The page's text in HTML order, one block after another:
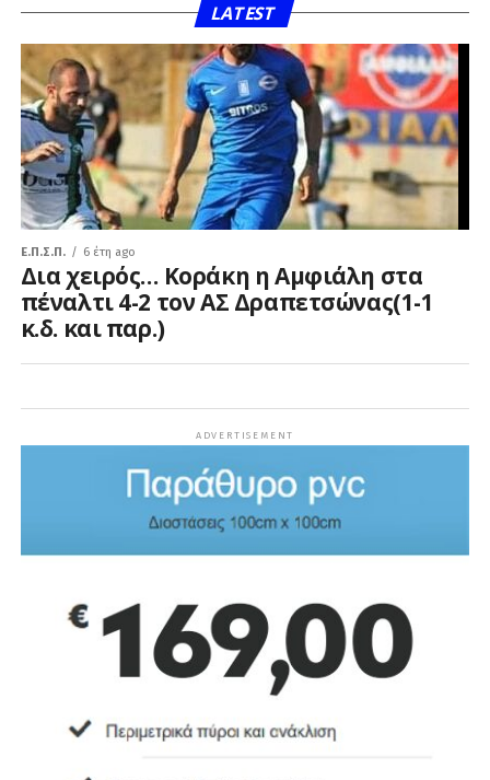
LATEST
Ε.Π.Σ.Π. 6 έτη ago
Δια χειρός… Κοράκη η Αμφιάλη στα
πέναλτι 4-2 τον ΑΣ Δραπετσώνας(1-1
κ.δ. και παρ.)
ADVERTISEMENT